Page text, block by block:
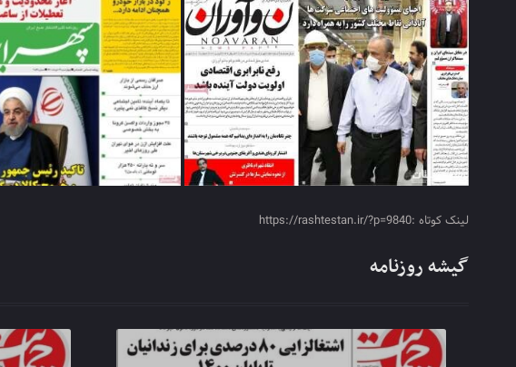
لینک کوتاه :https://rashtestan.ir/?p=9840
گیشه روزنامه